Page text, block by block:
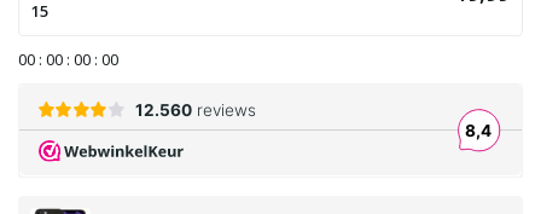
15
00 : 00 : 00 : 00